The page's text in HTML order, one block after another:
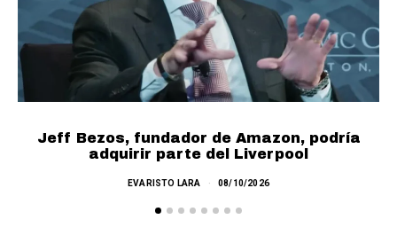
Jeff Bezos, fundador de Amazon, podría
adquirir parte del Liverpool
EVARISTO LARA 08/10/2026